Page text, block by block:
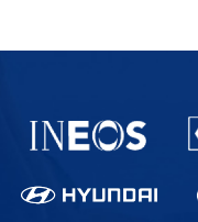
Partenaires du lausanne-